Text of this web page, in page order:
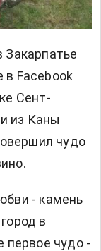
Закарпатье
Facebook
Сент-
из Каны
чудо
- камень
в
первое чудо -